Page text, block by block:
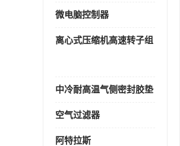
微电脑控制器
离心式压缩机高速转子组
中冷耐高温气侧密封胶垫
空气过滤器
阿特拉斯